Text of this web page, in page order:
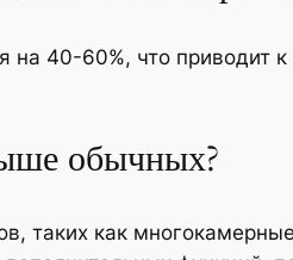
40-60%, что приводит
обычных?
таких как